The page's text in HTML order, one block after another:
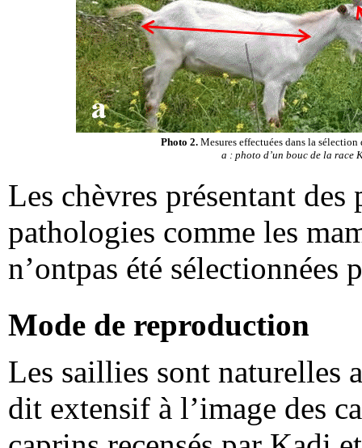
Photo 2.Mesures effectuées dans la
a : photo d’un bouc de la race
Les chèvres présentant
pathologies comme les
n’ontpas été
Mode de reproduction
Les saillies sont naturelles
dit extensif à l’image des